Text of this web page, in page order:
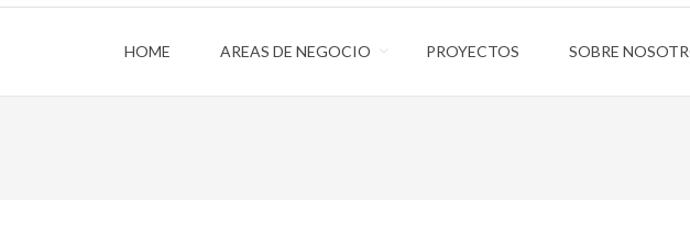
HOME AREAS DE NEGOCIO PROYECTOS SOBRE